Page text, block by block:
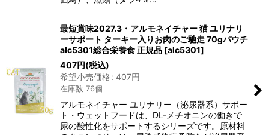
最短賞味2027.3・アルモネイチャー 猫 ユリナリ
ーサポート ターキー入りお肉のご馳走 70gパウチ
alc5301総合栄養食 正規品 [alc5301]
407円(税込)
希望小売価格: 407円
在庫数 76個
アルモネイチャー ユリナリー（泌尿器系）サポー
ト・ウェットフードは、DL-メチオニンの働きで
尿の酸性化をサポートするシリーズです。原材料